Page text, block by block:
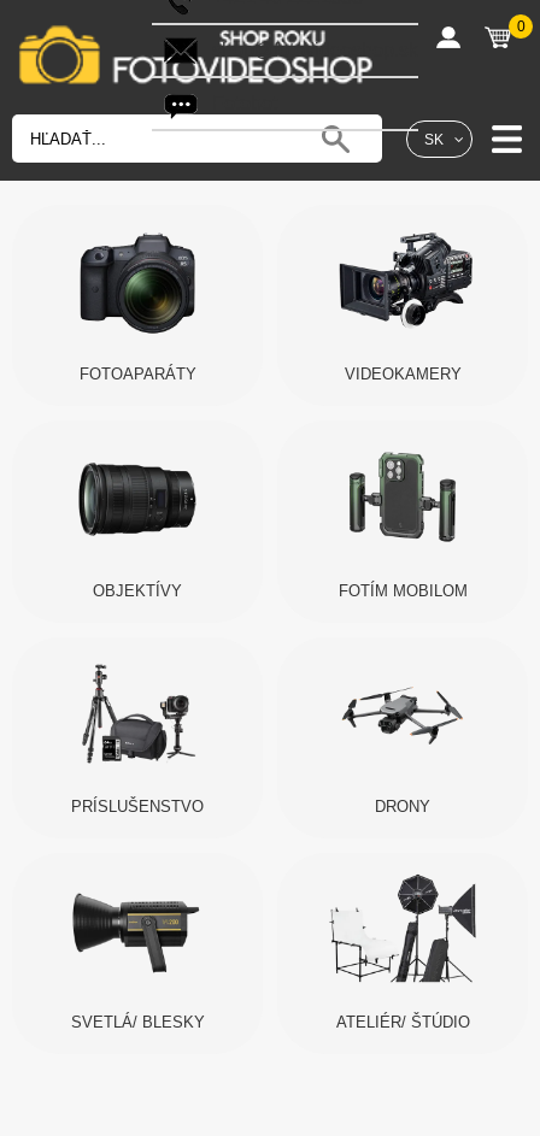
SK
shop@fotovideoshop.sk
0
FOTOAPARÁTY VIDEOKAMERY
OBJEKTÍVY FOTÍM MOBILOM
PRÍSLUŠENSTVO DRONY
SVETLÁ/ BLESKY ATELIÉR/ ŠTÚDIO